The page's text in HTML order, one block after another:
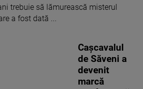
trebuie să lămurească misterul
a fost dată ...
Caşcavalul
de Săveni a
devenit
marcă